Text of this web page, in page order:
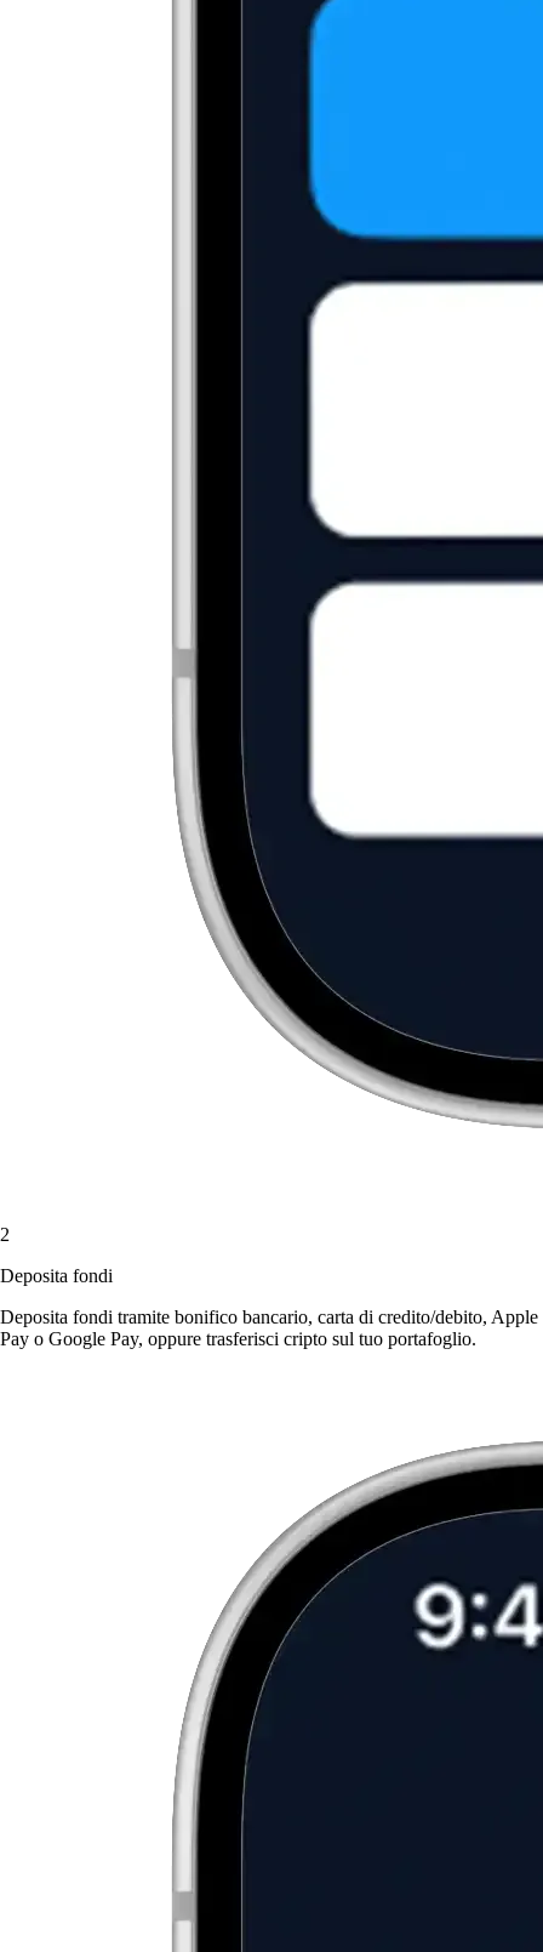
2
Deposita fondi
Deposita fondi tramite bonifico bancario, carta di credito/debito, Apple
Pay o Google Pay, oppure trasferisci cripto sul tuo portafoglio.